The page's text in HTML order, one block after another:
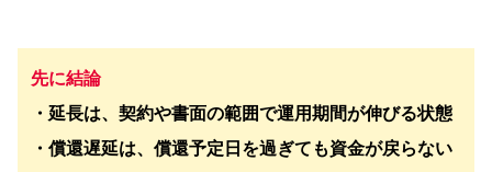
先に結論
・延長は、契約や書面の範囲で運用期間が伸びる状態
・償還遅延は、償還予定日を過ぎても資金が戻らない